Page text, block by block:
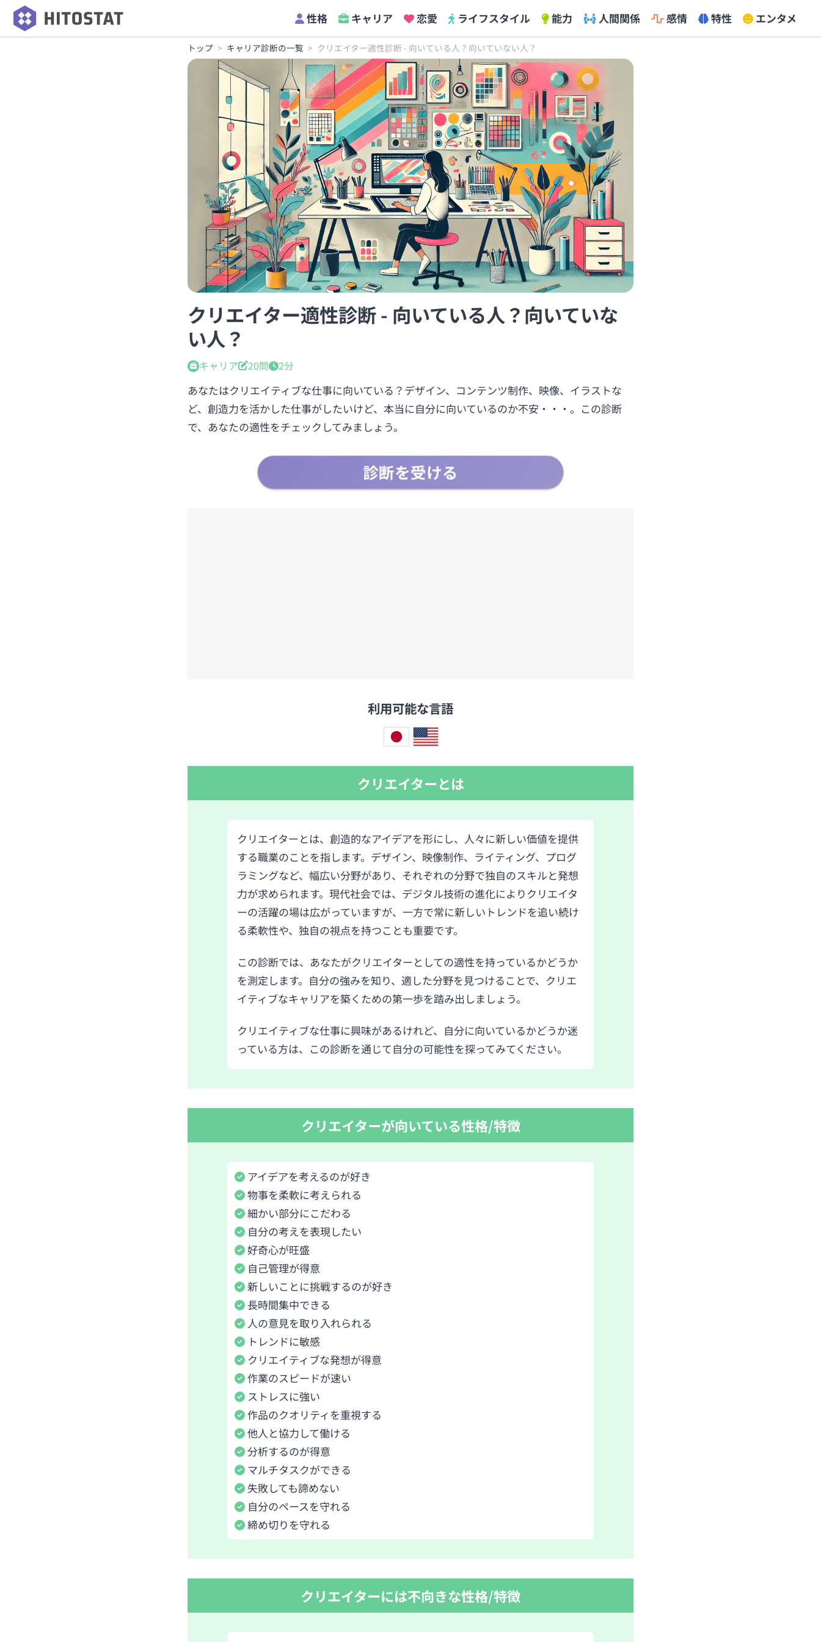
性格 キャリア 恋愛 ライフスタイル 能力 人間関係 感情 特性 エンタメ
トップ キャリア診断の一覧 クリエイター適性診断 - 向いている人？向いていない人？
クリエイター適性診断 - 向いている人？向いていな
い人？
キャリア 20問 2分
あなたはクリエイティブな仕事に向いている？デザイン、コンテンツ制作、映像、イラストな
ど、創造力を活かした仕事がしたいけど、本当に自分に向いているのか不安・・・。この診断
で、あなたの適性をチェックしてみましょう。
診断を受ける
利用可能な言語
クリエイターとは
クリエイターとは、創造的なアイデアを形にし、人々に新しい価値を提供
する職業のことを指します。デザイン、映像制作、ライティング、プログ
ラミングなど、幅広い分野があり、それぞれの分野で独自のスキルと発想
力が求められます。現代社会では、デジタル技術の進化によりクリエイタ
ーの活躍の場は広がっていますが、一方で常に新しいトレンドを追い続け
る柔軟性や、独自の視点を持つことも重要です。
この診断では、あなたがクリエイターとしての適性を持っているかどうか
を測定します。自分の強みを知り、適した分野を見つけることで、クリエ
イティブなキャリアを築くための第一歩を踏み出しましょう。
クリエイティブな仕事に興味があるけれど、自分に向いているかどうか迷
っている方は、この診断を通じて自分の可能性を探ってみてください。
クリエイターが向いている性格/特徴
アイデアを考えるのが好き
物事を柔軟に考えられる
細かい部分にこだわる
自分の考えを表現したい
好奇心が旺盛
自己管理が得意
新しいことに挑戦するのが好き
長時間集中できる
人の意見を取り入れられる
トレンドに敏感
クリエイティブな発想が得意
作業のスピードが速い
ストレスに強い
作品のクオリティを重視する
他人と協力して働ける
分析するのが得意
マルチタスクができる
失敗しても諦めない
自分のペースを守れる
締め切りを守れる
クリエイターには不向きな性格/特徴